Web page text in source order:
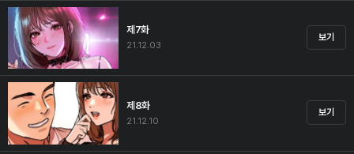
제7화
21.12.03
보기
제8화
21.12.10
보기